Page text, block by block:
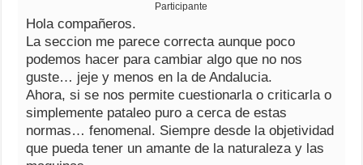
Participante
Hola compañeros.
La seccion me parece correcta aunque poco
podemos hacer para cambiar algo que no nos
guste… jeje y menos en la de Andalucia.
Ahora, si se nos permite cuestionarla o criticarla o
simplemente pataleo puro a cerca de estas
normas… fenomenal. Siempre desde la objetividad
que pueda tener un amante de la naturaleza y las